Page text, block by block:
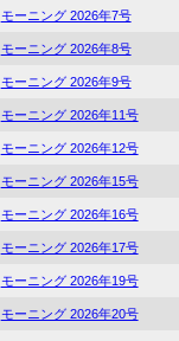
モーニング 2026年7号
モーニング 2026年8号
モーニング 2026年9号
モーニング 2026年11号
モーニング 2026年12号
モーニング 2026年15号
モーニング 2026年16号
モーニング 2026年17号
モーニング 2026年19号
モーニング 2026年20号